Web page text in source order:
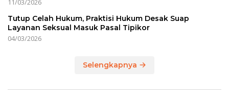
11/03/2026
Tutup Celah Hukum, Praktisi Hukum Desak Suap
Layanan Seksual Masuk Pasal Tipikor
04/03/2026
Selengkapnya